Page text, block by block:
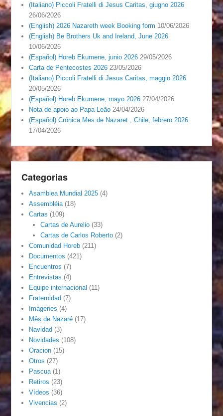
(Italiano) Piccoli Fratelli di Jesus Caritas, giugno 2026
26/06/2026
(English) 2026 Nazareth week Booking form 10/06/2026
(English) Be Brothers Uk and Ireland, June 2026
10/06/2026
(Español) Horeb Ekumene, junio 2026 29/05/2026
Carta de Pentecostes 2026 23/05/2026
(Italiano) Piccoli Fratelli di Jesus Caritas, maggio 2026
20/05/2026
(Español) Horeb Ekumene, mayo 2026 27/04/2026
Nota de apoio ao Papa Leão 24/04/2026
(Español) Crónica Mes de Nazaret , Chile, febrero 2026
17/04/2026
Categorias
Asamblea Mundial 2025 (4)
Assembléia (18)
Cartas (109)
Cartas de Aurelio(33)
Cartas de Carlos Roberto(2)
Comunidad Horeb (211)
Documentos (421)
Encuentros (7)
Entrevistas (4)
Equipe internacional (11)
Fraternidad (7)
Imágenes (4)
Mês de Nazaré (17)
Navidad (3)
Novidades (108)
Oracion (15)
Otros (27)
Pascua (1)
Retiros (23)
Vídeos (36)
Vivencias (2)